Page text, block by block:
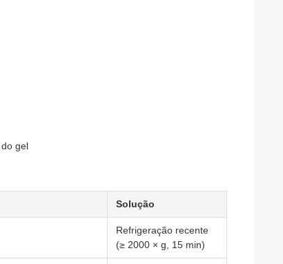
gel
Solução
Refrigeração recente
(≥ 2000 × g, 15 min)